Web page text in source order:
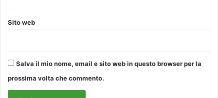
d
o
Sito web
Salva il mio nome, email e sito web in questo browser per la
prossima volta che commento.